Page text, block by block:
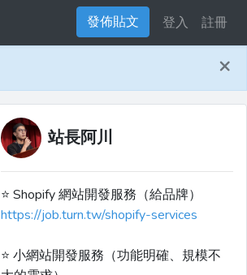
發佈貼文 登入 註冊
×
站長阿川
⭐️ Shopify 網站開發服務（給品牌）
https://job.turn.tw/shopify-services
⭐️ 小網站開發服務（功能明確、規模不